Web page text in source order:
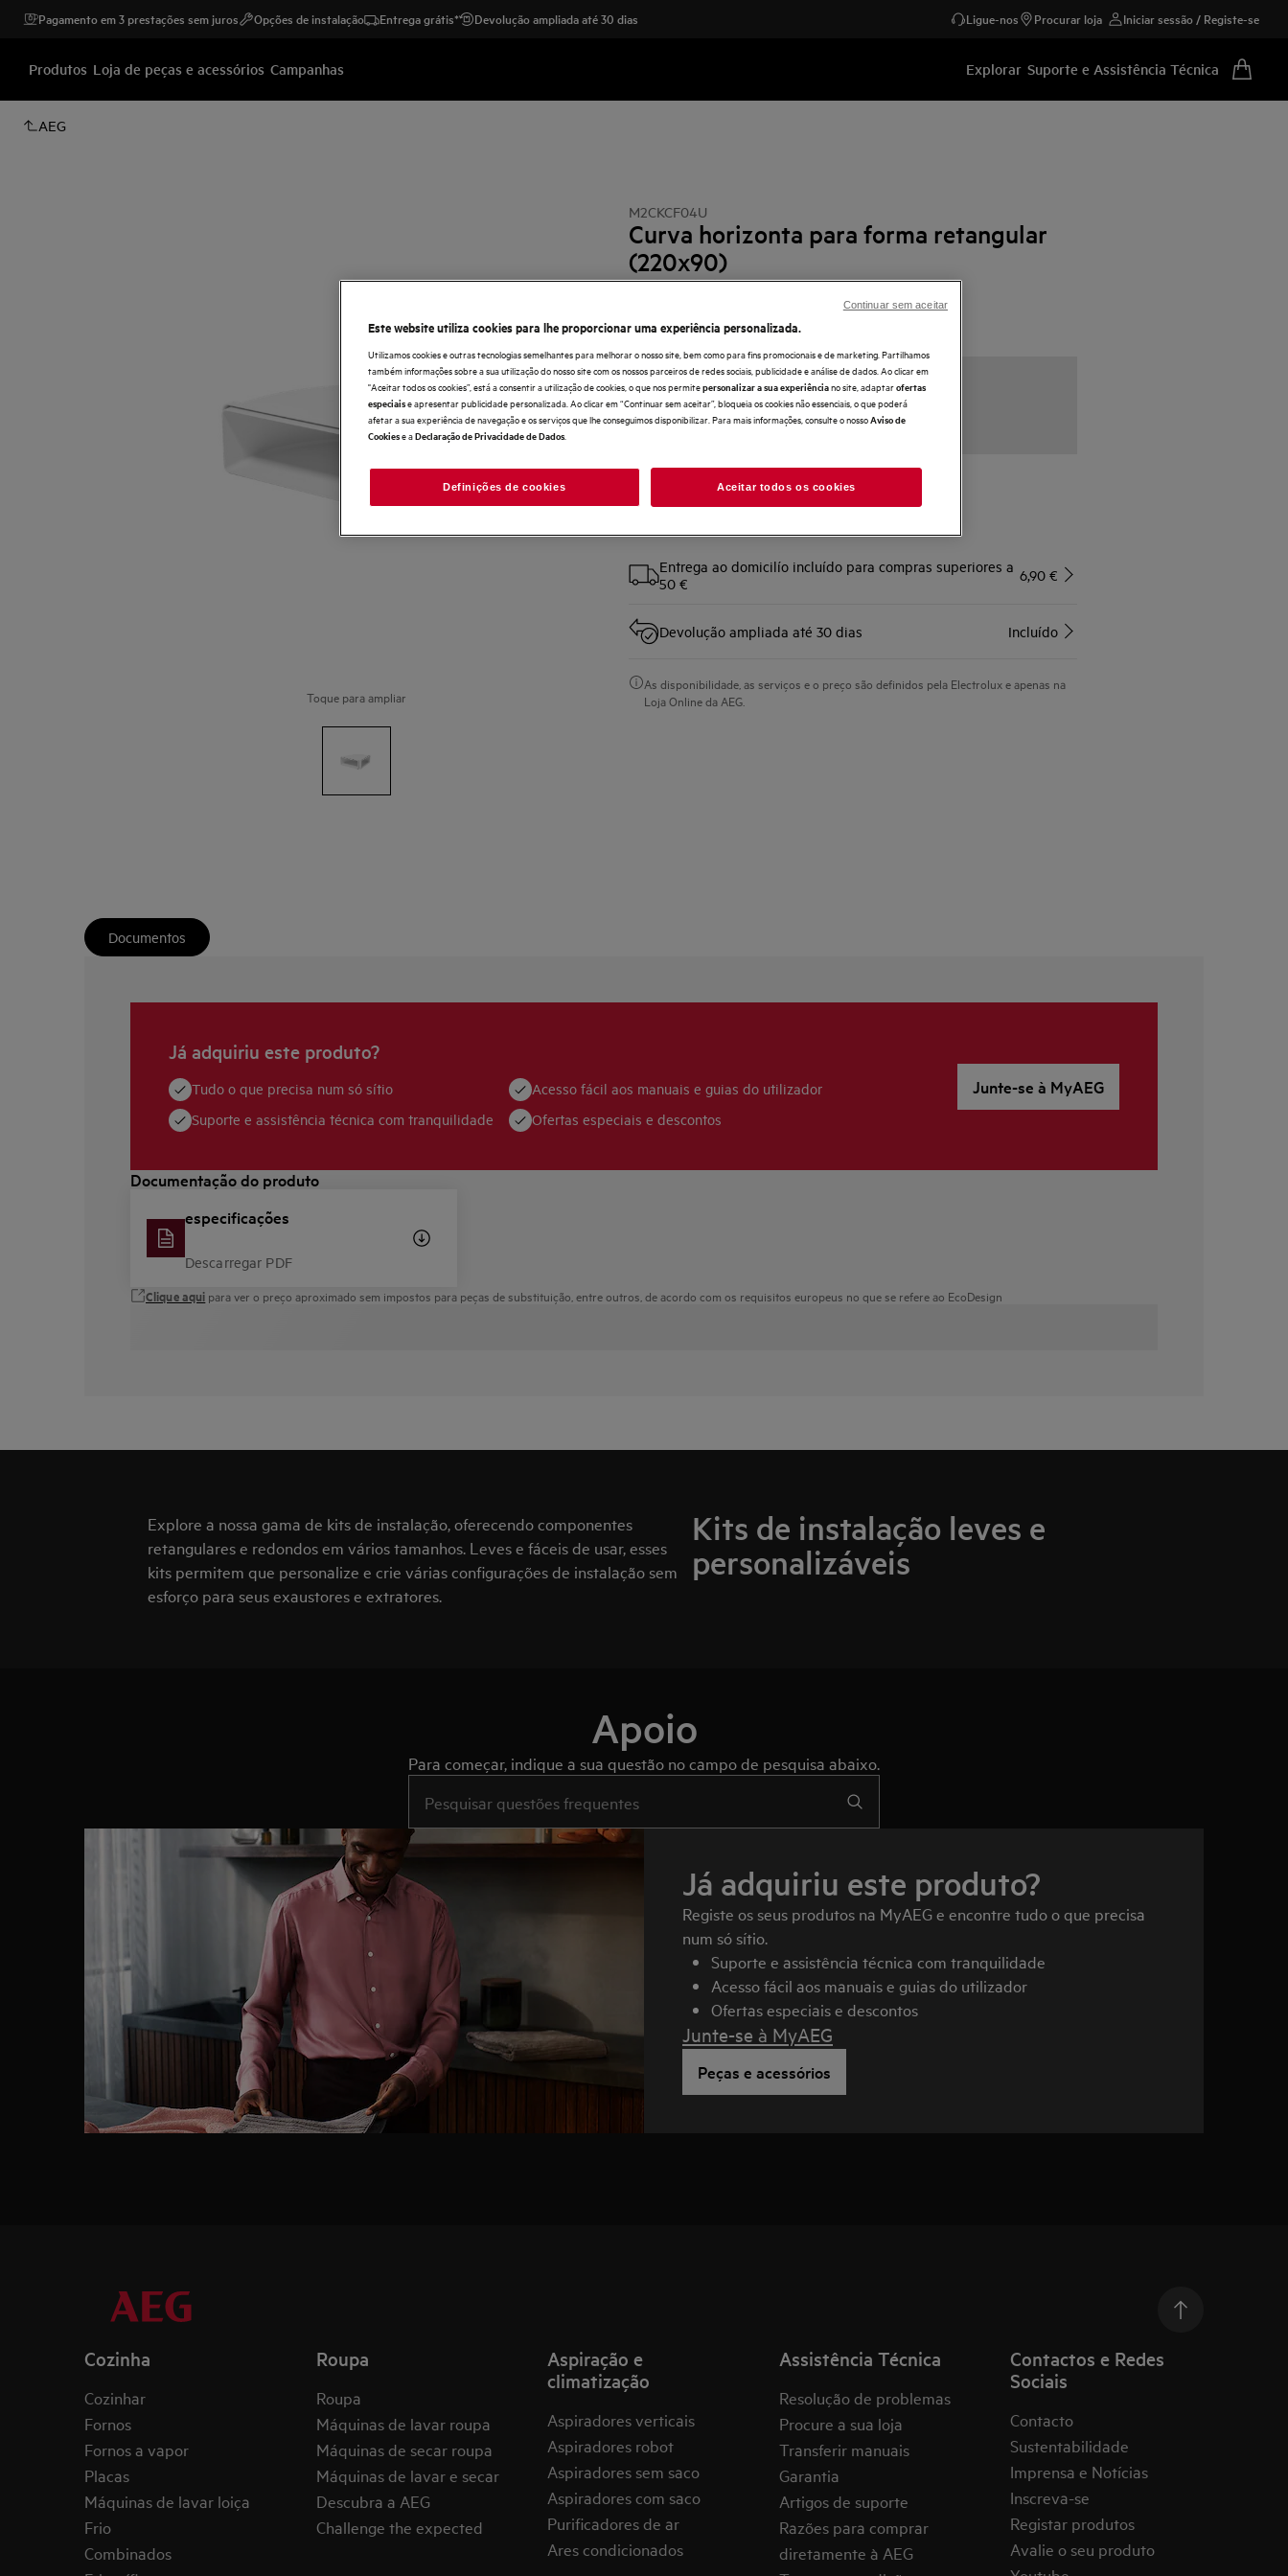
Pagamento em 3 prestações sem juros Opções de instalação Entrega grátis* Devolução ampliada até 30 dias Ligue-nos Procurar loja Iniciar sessão / Registe-se
Produtos Loja de peças e acessórios Campanhas Explorar Suporte e Assistência Técnica
AEG
Toque para ampliar
M2CKCF04U
Curva horizonta para forma retangular
(220x90)
0 (0)
Kits de Instalação para Exaustores & Extratores
Entrega ao domicilío incluído para compras superiores a
50 €
6,90 €
Devolução ampliada até 30 dias Incluído
As disponibilidade, as serviços e o preço são definidos pela Electrolux e apenas na
Loja Online da AEG.
Documentos
Já adquiriu este produto?
Tudo o que precisa num só sítio
Acesso fácil aos manuais e guias do utilizador
Suporte e assistência técnica com tranquilidade
Ofertas especiais e descontos
Junte-se à MyAEG
Documentação do produto
especificações
Descarregar PDF
Clique aqui para ver o preço aproximado sem impostos para peças de substituição, entre outros, de acordo com os requisitos europeus no que se refere ao EcoDesign
Kits de instalação leves e
personalizáveis
Explore a nossa gama de kits de instalação, oferecendo componentes
retangulares e redondos em vários tamanhos. Leves e fáceis de usar, esses
kits permitem que personalize e crie várias configurações de instalação sem
esforço para seus exaustores e extratores.
Apoio
Para começar, indique a sua questão no campo de pesquisa abaixo.
Já adquiriu este produto?
Registe os seus produtos na MyAEG e encontre tudo o que precisa
num só sítio.
Suporte e assistência técnica com tranquilidade
Acesso fácil aos manuais e guias do utilizador
Ofertas especiais e descontos
Junte-se à MyAEG
Peças e acessórios
Cozinha
Cozinhar
Fornos
Fornos a vapor
Placas
Máquinas de lavar loiça
Frio
Combinados
Roupa
Roupa
Máquinas de lavar roupa
Máquinas de secar roupa
Máquinas de lavar e secar
Descubra a AEG
Challenge the expected
Aspiração e
climatização
Aspiradores verticais
Aspiradores robot
Aspiradores sem saco
Aspiradores com saco
Purificadores de ar
Ares condicionados
Assistência Técnica
Resolução de problemas
Procure a sua loja
Transferir manuais
Garantia
Artigos de suporte
Razões para comprar
diretamente à AEG
Contactos e Redes
Sociais
Contacto
Sustentabilidade
Imprensa e Notícias
Inscreva-se
Registar produtos
Avalie o seu produto
Este website utiliza cookies para lhe proporcionar uma experiência personalizada.
Utilizamos cookies e outras tecnologias semelhantes para melhorar o nosso site, bem como para fins promocionais e de marketing. Partilhamos
também informações sobre a sua utilização do nosso site com os nossos parceiros de redes sociais, publicidade e análise de dados. Ao clicar em
"Aceitar todos os cookies”, está a consentir a utilização de cookies, o que nos permitepersonalizar a sua experiênciano site, adaptarofertas
especiaise apresentar publicidade personalizada. Ao clicar em “Continuar sem aceitar”, bloqueia os cookies não essenciais, o que poderá
afetar a sua experiência de navegação e os serviços que lhe conseguimos disponibilizar. Para mais informações, consulte o nossoAviso de
Cookiese aDeclaração de Privacidade de Dados
Definições de cookies Aceitar todos os cookies
Continuar sem aceitar